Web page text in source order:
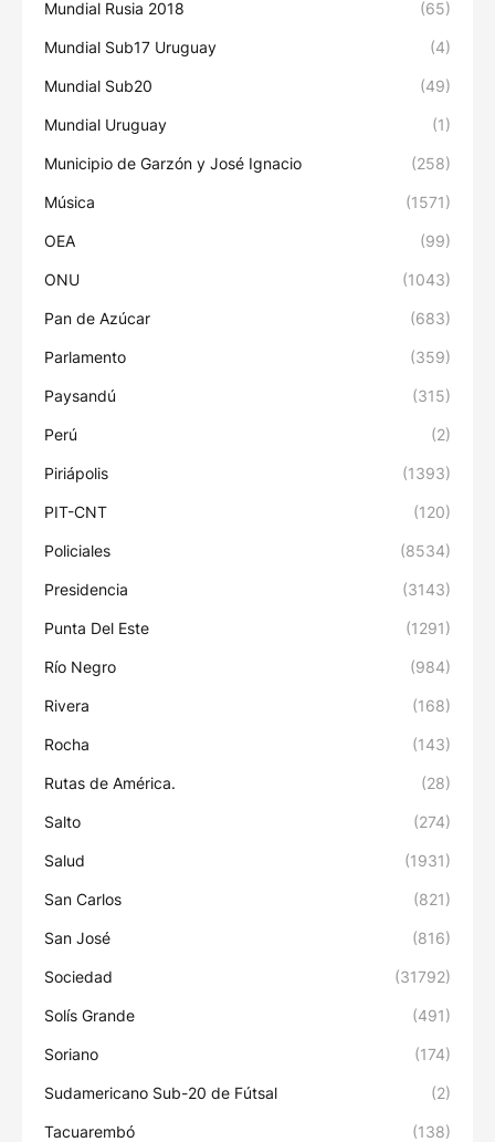
Mundial Rusia 2018 (65)
Mundial Sub17 Uruguay (4)
Mundial Sub20 (49)
Mundial Uruguay (1)
Municipio de Garzón y José Ignacio (258)
Música (1571)
OEA (99)
ONU (1043)
Pan de Azúcar (683)
Parlamento (359)
Paysandú (315)
Perú (2)
Piriápolis (1393)
PIT-CNT (120)
Policiales (8534)
Presidencia (3143)
Punta Del Este (1291)
Río Negro (984)
Rivera (168)
Rocha (143)
Rutas de América. (28)
Salto (274)
Salud (1931)
San Carlos (821)
San José (816)
Sociedad (31792)
Solís Grande (491)
Soriano (174)
Sudamericano Sub-20 de Fútsal (2)
Tacuarembó (138)